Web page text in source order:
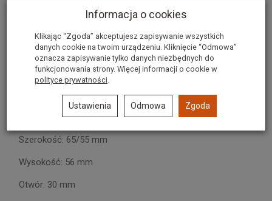
Filtr powietrza Loncin LC1P70FA
WEIBANG
STOSOWANY W SILNIKACH LONCIN -
NR. ORYGINALNY:180130289-0001
Długość: 145 mm
Szerokość: 65/55 mm
Wysokość: 56 mm
Otwór: 30 mm
Informacja o cookies
Klikając “Zgoda” akceptujesz zapisywanie wszystkich
danych cookie na twoim urządzeniu. Kliknięcie “Odmowa”
oznacza zapisywanie tylko danych niezbędnych do
funkcjonowania strony. Więcej informacji o cookie w
polityce prywatności.
Ustawienia Odmowa Zgoda